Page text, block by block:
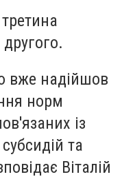
третина
вже надійшов
норм
із
та
Віталій